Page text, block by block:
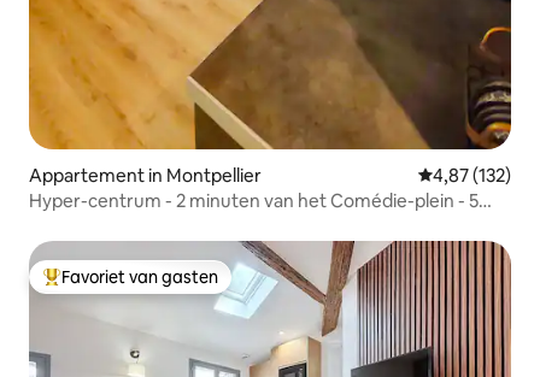
Appartement in Montpellier Gemiddelde
4,87 (132)
Hyper-centrum - 2 minuten van het Comédie-plein - 5
Topfavoriet van gasten
Favoriet van gasten